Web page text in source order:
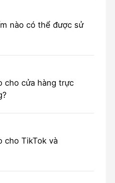
nào có thể được sử
cho cửa hàng trực
cho TikTok và